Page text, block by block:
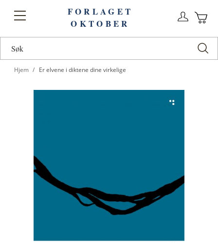
Toggle
FORLAGET
OKTOBER
Hjem Er elvene i diktene dine virkelige